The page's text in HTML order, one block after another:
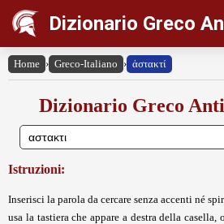
Dizionario Greco
Home › Greco-Italiano › ἀστακτί
Dizionario Greco
Istruzioni:
Inserisci la parola da cercare senza accenti né
usa la tastiera che appare a destra della